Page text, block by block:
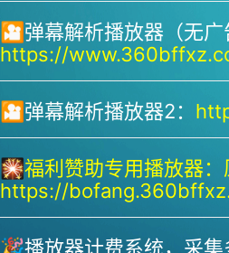
🎦弹幕解析播放器（无广
https://
🎦弹幕解析播放器2：
🎇福利赞助专用播放器：
https://
🎉播放器计费系统，采